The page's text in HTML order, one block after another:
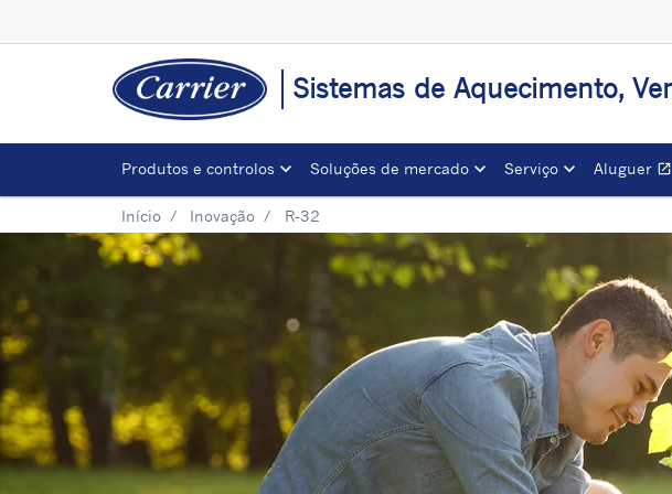
Sistemas de Aquecimento,
Produtos e controlos Soluções de mercado Serviço Aluguer open_in_new
Início Inovação R-32